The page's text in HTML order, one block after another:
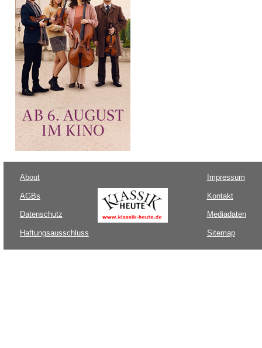
About
AGBs
Datenschutz
Haftungsausschluss
Impressum
Kontakt
Mediadaten
Sitemap